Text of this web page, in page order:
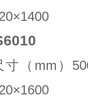
400
（mm） 50
600